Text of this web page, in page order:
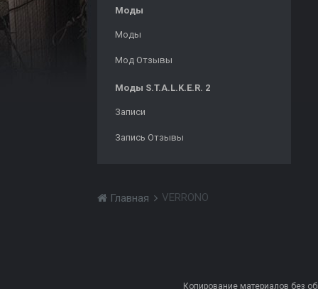
Моды
Моды
Мод Отзывы
Моды S.T.A.L.K.E.R. 2
Записи
Запись Отзывы
Главная VERRONO
Копирование материалов без